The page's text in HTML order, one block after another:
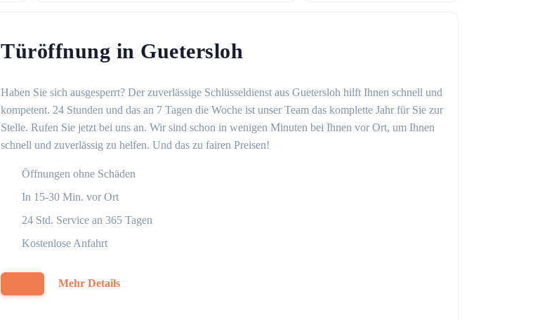
Türöffnung in Guetersloh
Haben Sie sich ausgesperrt? Der zuverlässige Schlüsseldienst aus Guetersloh hilft Ihnen schnell und
kompetent. 24 Stunden und das an 7 Tagen die Woche ist unser Team das komplette Jahr für Sie zur
Stelle. Rufen Sie jetzt bei uns an. Wir sind schon in wenigen Minuten bei Ihnen vor Ort, um Ihnen
schnell und zuverlässig zu helfen. Und das zu fairen Preisen!
Öffnungen ohne Schäden
In 15-30 Min. vor Ort
24 Std. Service an 365 Tagen
Kostenlose Anfahrt
Mehr Details